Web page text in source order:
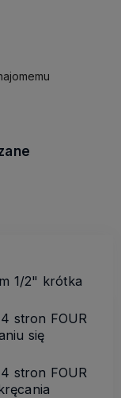
1/2" krótka
stron FOUR
się
stron FOUR